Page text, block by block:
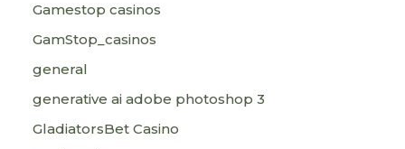
Gamestop casinos
GamStop_casinos
general
generative ai adobe photoshop 3
GladiatorsBet Casino